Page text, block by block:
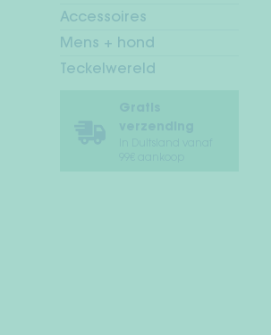
Accessoires
Mens + hond
Teckelwereld